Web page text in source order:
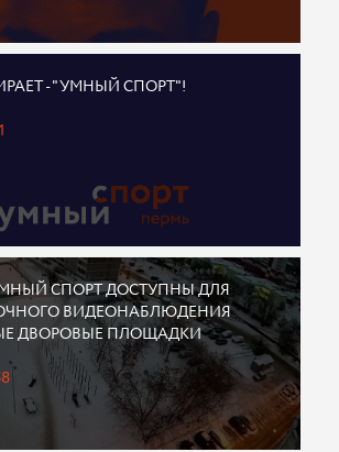
- "УМНЫЙ СПОРТ"!
СПОРТ ДОСТУПНЫ ДЛЯ
ВИДЕОНАБЛЮДЕНИЯ
ДВОРОВЫЕ ПЛОЩАДКИ